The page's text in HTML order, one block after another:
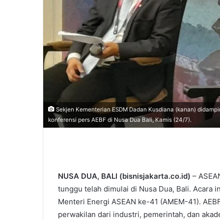
Sekjen Kementerian ESDM Dadan Kusdiana (kanan)
konferensi pers AEBF di Nusa Dua Bali, Kamis (24/7).
NUSA DUA, BALI (bisnisjakarta.co.id) –
tunggu telah dimulai di Nusa Dua, Bali. Acara
Menteri Energi ASEAN ke-41 (AMEM-41).
perwakilan dari industri, pemerintah, dan